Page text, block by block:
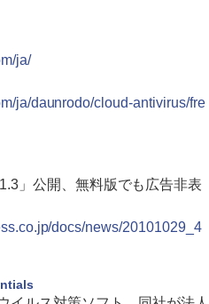
ja/
ja/daunrodo/cloud-antivirus/fre
」公開、無料版でも広告非表
docs/news/20101029_4